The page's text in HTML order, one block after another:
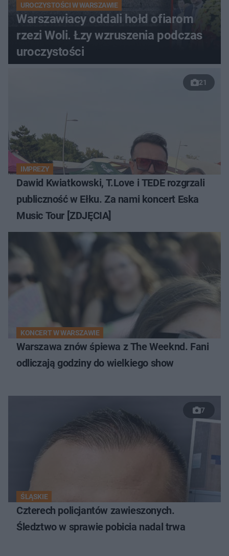
UROCZYSTOŚCI W WARSZAWIE
Warszawiacy oddali hołd ofiarom
rzezi Woli. Łzy wzruszenia podczas
uroczystości
21
IMPREZY
Dawid Kwiatkowski, T.Love i TEDE rozgrzali
publiczność w Ełku. Za nami koncert Eska
Music Tour [ZDJĘCIA]
KONCERT W WARSZAWIE
Warszawa znów śpiewa z The Weeknd. Fani
odliczają godziny do wielkiego show
7
ŚLĄSKIE
Czterech policjantów zawieszonych.
Śledztwo w sprawie pobicia nadal trwa